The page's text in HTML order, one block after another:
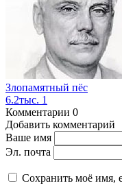
Злопамятный пёс
6.2тыс. 1
Комментарии 0
Добавить комментарий
Ваше имя
Эл. почта
Сохранить моё имя,